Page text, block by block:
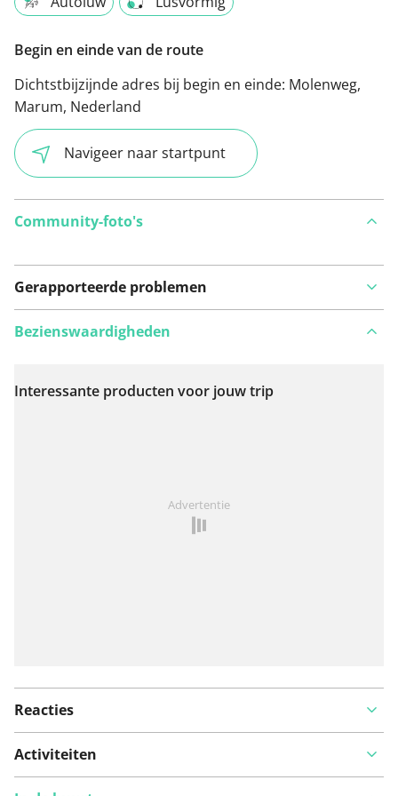
Begin en einde van de route
Dichtstbijzijnde adres bij begin en einde: Molenweg,
Marum, Nederland
Navigeer naar startpunt
Community-foto's
Gerapporteerde problemen
Bekijk op kaart
Bezienswaardigheden
Interessante producten voor jouw trip
Advertentie
Reacties
Activiteiten